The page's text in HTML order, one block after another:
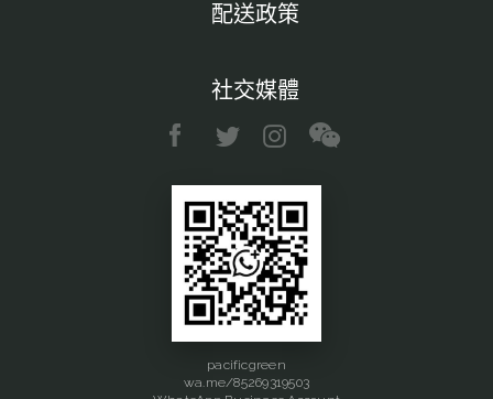
配送政策
社交媒體
pacificgreen
wa.me/85269319503